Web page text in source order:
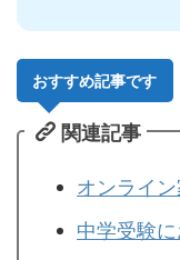
おすすめ記事です
関連記事
オンライ
中学受験